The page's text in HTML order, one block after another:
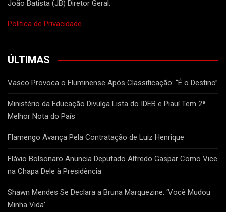
João Batista (JB) Diretor Geral.
Política de Privacidade.
ÚLTIMAS
Vasco Provoca o Fluminense Após Classificação: “É o Destino”
Ministério da Educação Divulga Lista do IDEB e Piauí Tem 2ª
Melhor Nota do País
Flamengo Avança Pela Contratação de Luiz Henrique
Flávio Bolsonaro Anuncia Deputado Alfredo Gaspar Como Vice
na Chapa Dele à Presidência
Shawn Mendes Se Declara a Bruna Marquezine: ‘Você Mudou
Minha Vida’